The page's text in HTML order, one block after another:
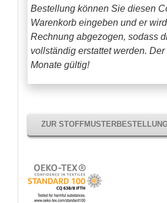
Bestellung können Sie diesen
Warenkorb eingeben und er
Rechnung abgezogen, sodass
vollständig erstattet werden. Der
Monate gültig!
ZUR